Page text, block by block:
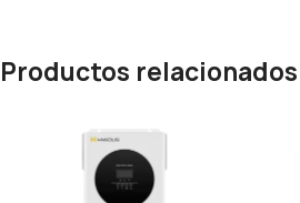
Productos relacionados